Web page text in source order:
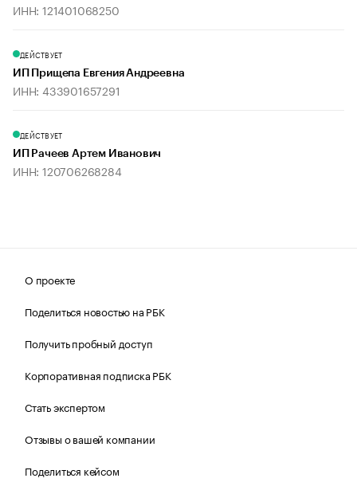
ИНН: 121401068250
ДЕЙСТВУЕТ
ИП Прищепа Евгения Андреевна
ИНН: 433901657291
ДЕЙСТВУЕТ
ИП Рачеев Артем Иванович
ИНН: 120706268284
О проекте
Поделиться новостью на РБК
Получить пробный доступ
Корпоративная подписка РБК
Стать экспертом
Отзывы о вашей компании
Поделиться кейсом